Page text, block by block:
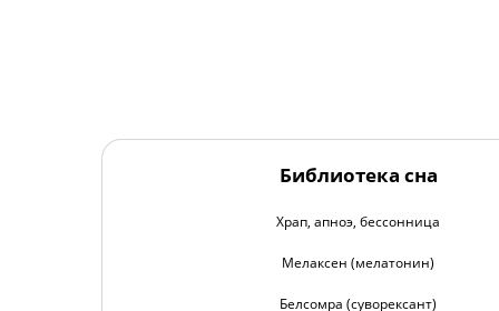
Библиотека сна
Храп, апноэ, бессонница
Мелаксен (мелатонин)
Белсомра (суворексант)